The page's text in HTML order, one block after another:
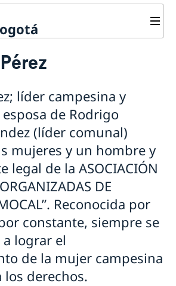
de datos personales en las
el desarrollo en
Latina
para el desarrollo en Colombia
para el desarrollo en América
y Cultural
líder campesina y
de Rodrigo
(líder comunal)
mujeres y un hombre y
legal de la ASOCIACIÓN
DE
Reconocida por
constante, siempre se
lograr el
de la mujer campesina
los derechos.